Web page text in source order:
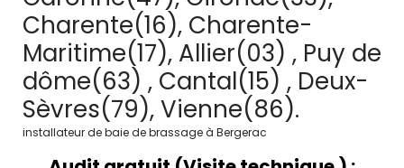
Charente(16), Charente-
Maritime(17), Allier(03) , Puy de
dôme(63) , Cantal(15) , Deux-
Sèvres(79), Vienne(86).
installateur de baie de brassage à Bergerac